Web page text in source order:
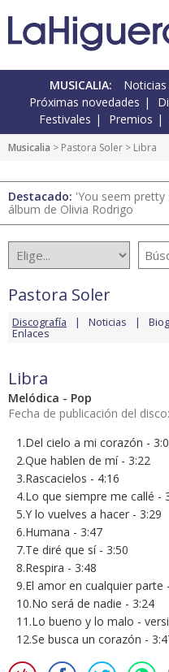
MUSICALIA:
Próximas novedades
Festivales
Premios
Musicalia > Pastora Soler > Libra
Destacado: 'You seem
álbum de Olivia Rodrigo
Pastora Soler
Discografía Noticias
Enlaces
Libra
Melódica - Pop
Fecha de publicación del disco:
1.Del cielo a mi corazón -
2.Que hablen de mí - 3:22
3.Rascacielos - 4:16
4.Lo que siempre me callé -
5.Y lo vuelves a hacer - 3:29
6.Humana - 3:47
7.Te diré que sí - 3:50
8.Respira - 3:48
9.El amor en cualquier parte
10.No será de nadie - 3:24
11.Lo bueno y lo malo -
12.Se busca un corazón -